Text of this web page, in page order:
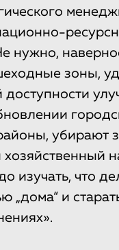
нужно,
зоны,
доступности
убирают
изучать, что
„дома“ и